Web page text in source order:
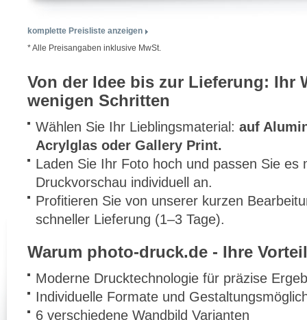
komplette Preisliste anzeigen
* Alle Preisangaben inklusive MwSt.
Von der Idee bis zur Lieferung: Ihr
wenigen Schritten
Wählen Sie Ihr Lieblingsmaterial: auf
Acrylglas oder Gallery Print.
Laden Sie Ihr Foto hoch und passen Sie es
Druckvorschau individuell an.
Profitieren Sie von unserer kurzen
schneller Lieferung (1–3 Tage).
Warum photo-druck.de - Ihre
Moderne Drucktechnologie für präzise
Individuelle Formate und
6 verschiedene Wandbild Varianten